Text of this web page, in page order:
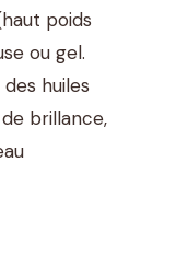
poids
ou gel.
huiles
brillance,